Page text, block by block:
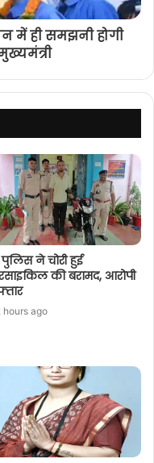
में ही समझनी होगी
ने चोरी हुई
की बरामद, आरोपी
hours ago